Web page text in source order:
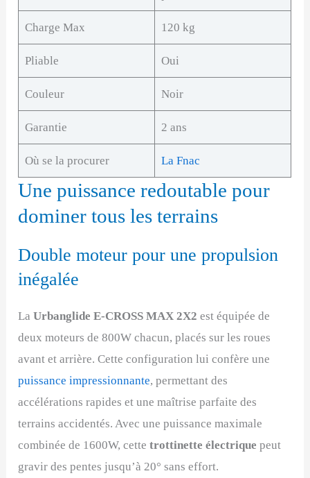
Charge Max 120 kg
Pliable Oui
Couleur Noir
Garantie 2 ans
Où se la procurer La Fnac
Une puissance redoutable pour
dominer tous les terrains
Double moteur pour une propulsion
inégalée
LaUrbanglide E-CROSS MAX 2X2 est équipée de
deux moteurs de 800W chacun, placés sur les roues
avant et arrière. Cette configuration lui confère une
puissance impressionnante, permettant des
accélérations rapides et une maîtrise parfaite des
terrains accidentés. Avec une puissance maximale
combinée de 1600W, cettetrottinette électrique peut
gravir des pentes jusqu’à 20° sans effort.